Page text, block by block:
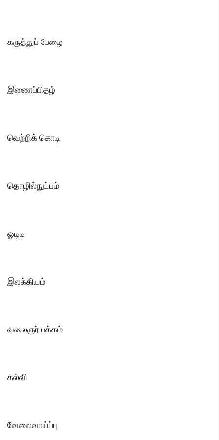
கருத்துப் பேழை
இணைப்பிதழ்
வெற்றிக் கொடி
தொழில்நுட்பம்
ஓடிடி
இலக்கியம்
வலைஞர் பக்கம்
கல்வி
வேலைவாய்ப்பு